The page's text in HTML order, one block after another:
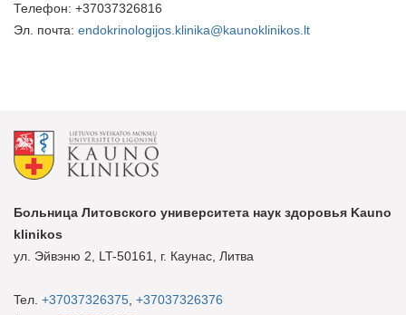
Телефон: +37037326816
Эл. почта: endokrinologijos.klinika@kaunoklinikos.lt
Больница Литовского университета наук здоровья Kauno
klinikos
ул. Эйвэню 2, LT-50161, г. Каунас, Литва
Teл. +37037326375 +37037326376